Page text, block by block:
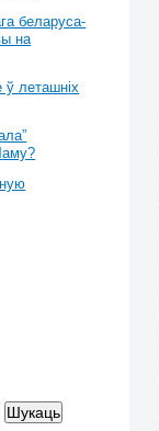
беларуса-
на
ў леташніх